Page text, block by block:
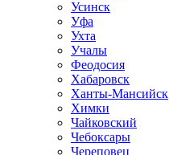
Усинск
Уфа
Ухта
Учалы
Феодосия
Хабаровск
Ханты-Мансийск
Химки
Чайковский
Чебоксары
Череповец